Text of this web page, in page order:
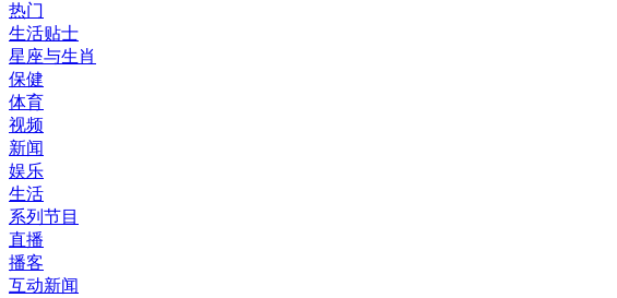
热门
生活贴士
星座与生肖
保健
体育
视频
新闻
娱乐
生活
系列节目
直播
播客
互动新闻